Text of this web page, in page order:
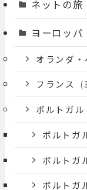
ネットの旅
ヨーロッパ
オランダ・
フランス
ポルトガル
ポルトガ
ポルトガ
ポルトガ